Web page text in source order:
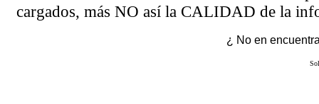
cargados, más NO así la CALIDAD de la
¿ No en